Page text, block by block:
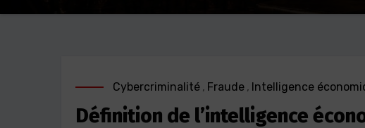
Cybercriminalité , Fraude , Intelligence
Définition de l’intelligence